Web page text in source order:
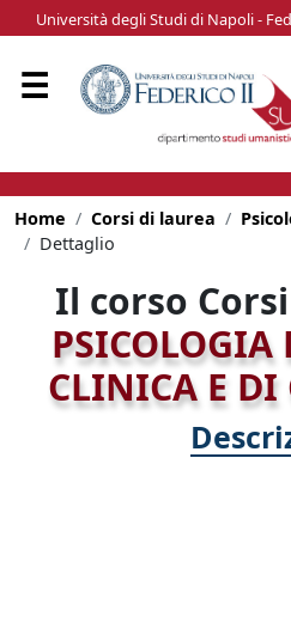
Università degli Studi di Napoli -
Home Corsi di laurea
Dettaglio
Il corso
CLINICA E